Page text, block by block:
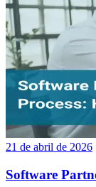
21 de abril de 2026
Software